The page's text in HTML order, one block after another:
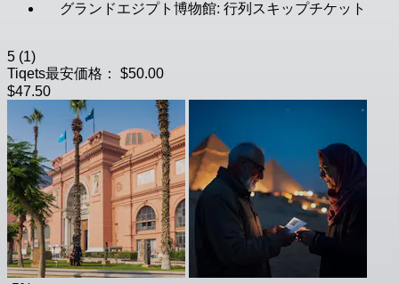
グランドエジプト博物館: 行列スキップチケット
5 (1)
Tiqets最安価格：
$50.00
$47.50